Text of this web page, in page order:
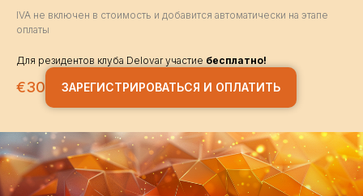
IVA не включен в стоимость и добавится автоматически на этапе
оплаты
Для резидентов клуба Delovar участие бесплатно!
€30 ЗАРЕГИСТРИРОВАТЬСЯ И ОПЛАТИТЬ